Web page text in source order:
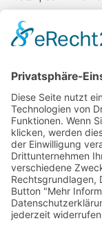
Tel.:+1 253-867-
Unternehmen
Service
Media
© 2026 -